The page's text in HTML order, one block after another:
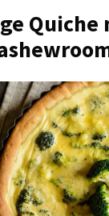
Quiche